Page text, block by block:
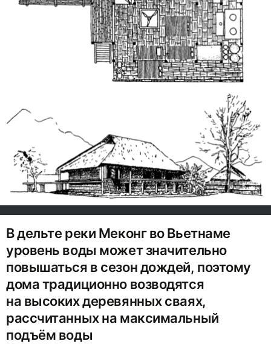
В дельте реки Меконг во Вьетнаме
уровень воды может значительно
повышаться в сезон дождей, поэтому
дома традиционно возводятся
на высоких деревянных сваях,
рассчитанных на максимальный
подъём воды